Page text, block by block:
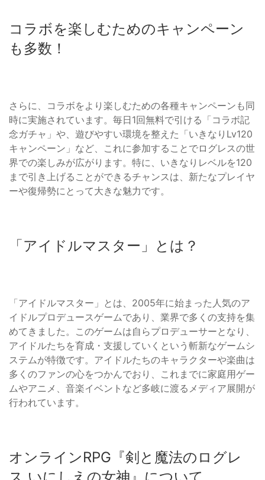
コラボを楽しむためのキャンペーン
も多数！
さらに、コラボをより楽しむための各種キャンペーンも同
時に実施されています。毎日1回無料で引ける「コラボ記
念ガチャ」や、遊びやすい環境を整えた「いきなりLv120
キャンペーン」など、これに参加することでログレスの世
界での楽しみが広がります。特に、いきなりレベルを120
まで引き上げることができるチャンスは、新たなプレイヤ
ーや復帰勢にとって大きな魅力です。
「アイドルマスター」とは？
「アイドルマスター」とは、2005年に始まった人気のア
イドルプロデュースゲームであり、業界で多くの支持を集
めてきました。このゲームは自らプロデューサーとなり、
アイドルたちを育成・支援していくという斬新なゲームシ
ステムが特徴です。アイドルたちのキャラクターや楽曲は
多くのファンの心をつかんでおり、これまでに家庭用ゲー
ムやアニメ、音楽イベントなど多岐に渡るメディア展開が
行われています。
オンラインRPG『剣と魔法のログレ